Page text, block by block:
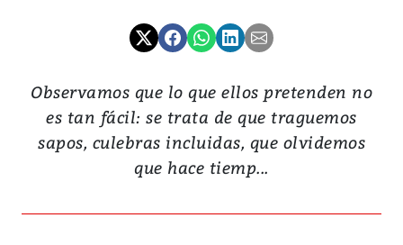
Observamos que lo que ellos pretenden no
es tan fácil: se trata de que traguemos
sapos, culebras incluidas, que olvidemos
que hace tiemp...